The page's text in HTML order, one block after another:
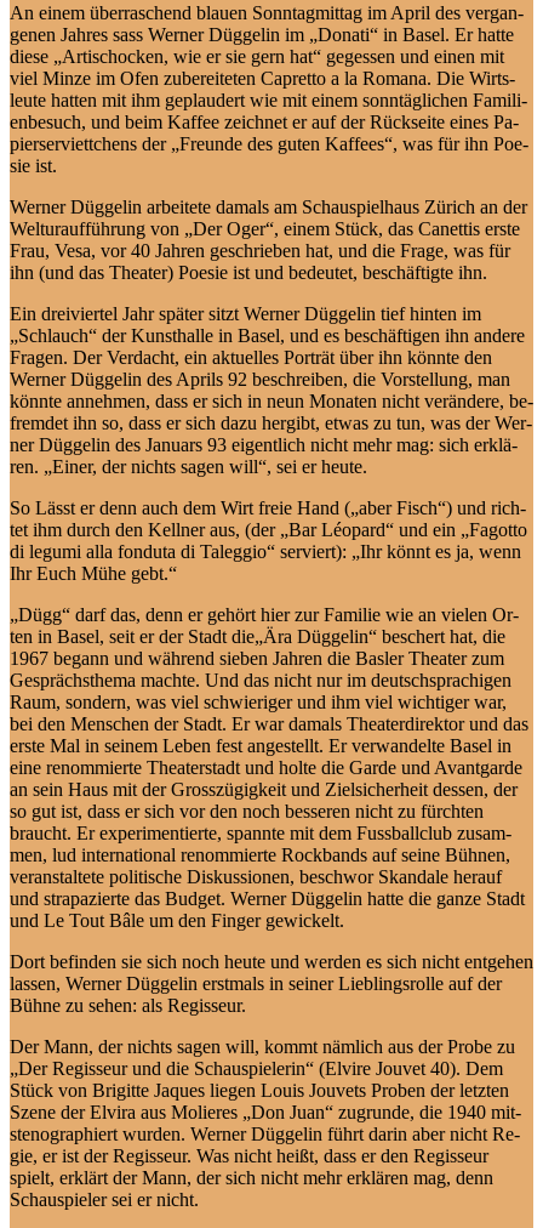
An ei­nem über­ra­schend blau­en Sonn­tag­mit­tag im April des ver­gan­
ge­nen Jah­res sass Wer­ner Düg­ge­lin im „Do­na­ti“ in Ba­sel. Er hat­te
die­se „Ar­ti­scho­cken, wie er sie gern hat“ ge­ges­sen und ei­nen mit
viel Min­ze im Ofen zu­be­rei­te­ten Ca­pret­to a la Ro­ma­na. Die Wirts­
leu­te hat­ten mit ihm ge­plau­dert wie mit ei­nem sonn­täg­li­chen Fa­mi­li­
en­be­such, und beim Kaf­fee zeich­net er auf der Rück­sei­te ei­nes Pa­
pier­ser­vi­ett­chens der „Freun­de des gu­ten Kaf­fees“, was für ihn Poe­
sie ist.
Wer­ner Düg­ge­lin ar­bei­te­te da­mals am Schau­spiel­haus Zü­rich an der
Welt­ur­auf­füh­rung von „Der Oger“, ei­nem Stück, das Ca­net­tis ers­te
Frau, Ve­sa, vor 40 Jah­ren ge­schrie­ben hat, und die Fra­ge, was für
ihn (und das Thea­ter) Poe­sie ist und be­deu­tet, be­schäf­tig­te ihn.
Ein drei­vier­tel Jahr spä­ter sitzt Wer­ner Düg­ge­lin tief hin­ten im
„Schlauch“ der Kunst­hal­le in Ba­sel, und es be­schäf­ti­gen ihn an­de­re
Fra­gen. Der Ver­dacht, ein ak­tu­el­les Por­trät über ihn könn­te den
Wer­ner Düg­ge­lin des Aprils 92 be­schrei­ben, die Vor­stel­lung, man
könn­te an­neh­men, dass er sich in neun Mo­na­ten nicht ver­än­de­re, be­
frem­det ihn so, dass er sich da­zu her­gibt, et­was zu tun, was der Wer­
ner Düg­ge­lin des Ja­nu­ars 93 ei­gent­lich nicht mehr mag: sich er­klä­
ren. „Ei­ner, der nichts sa­gen will“, sei er heute.
So Lässt er denn auch dem Wirt freie Hand („aber Fisch“) und rich­
tet ihm durch den Kell­ner aus, (der „Bar Lé­o­pard“ und ein „Fa­got­to
di le­gu­mi al­la fon­du­ta di Ta­leg­gio“ ser­viert): „Ihr könnt es ja, wenn
Ihr Euch Mü­he gebt.“
„Dügg“ darf das, denn er ge­hört hier zur Fa­mi­lie wie an vie­len Or­
ten in Ba­sel, seit er der Stadt die„Ära Düg­ge­lin“ be­schert hat, die
1967 be­gann und wäh­rend sie­ben Jah­ren die Bas­ler Thea­ter zum
Ge­sprächs­the­ma mach­te. Und das nicht nur im deutsch­spra­chi­gen
Raum, son­dern, was viel schwie­ri­ger und ihm viel wich­ti­ger war,
bei den Men­schen der Stadt. Er war da­mals Thea­ter­di­rek­tor und das
ers­te Mal in sei­nem Le­ben fest an­ge­stellt. Er ver­wan­del­te Ba­sel in
ei­ne re­nom­mier­te Thea­ter­stadt und hol­te die Gar­de und Avant­gar­de
an sein Haus mit der Gross­zü­gig­keit und Ziel­si­cher­heit des­sen, der
so gut ist, dass er sich vor den noch bes­se­ren nicht zu fürch­ten
braucht. Er ex­pe­ri­men­tier­te, spann­te mit dem Fuss­ball­club zu­sam­
men, lud in­ter­na­tio­nal re­nom­mier­te Rock­bands auf sei­ne Büh­nen,
ver­an­stal­te­te politi­sche Dis­kus­sio­nen, be­schwor Skan­da­le her­auf
und stra­pa­zier­te das Bud­get. Wer­ner Düg­ge­lin hat­te die gan­ze Stadt
und Le Tout Bâ­le um den Fin­ger gewickelt.
Dort be­fin­den sie sich noch heu­te und wer­den es sich nicht ent­ge­hen
las­sen, Wer­ner Düg­ge­lin erst­mals in sei­ner Lieb­lings­rol­le auf der
Büh­ne zu se­hen: als Regisseur.
Der Mann, der nichts sa­gen will, kommt näm­lich aus der Pro­be zu
„Der Re­gis­seur und die Schau­spie­le­rin“ (El­vi­re Jou­vet 40). Dem
Stück von Bri­git­te Ja­ques lie­gen Lou­is Jou­vets Pro­ben der letz­ten
Sze­ne der El­vi­ra aus Mo­lie­res „Don Ju­an“ zu­grun­de, die 1940 mit­
ste­no­gra­phiert wur­den. Wer­ner Düg­ge­lin führt dar­in aber nicht Re­
gie, er ist der Re­gis­seur. Was nicht heißt, dass er den Re­gis­seur
spielt, er­klärt der Mann, der sich nicht mehr er­klä­ren mag, denn
Schau­spie­ler sei er nicht.